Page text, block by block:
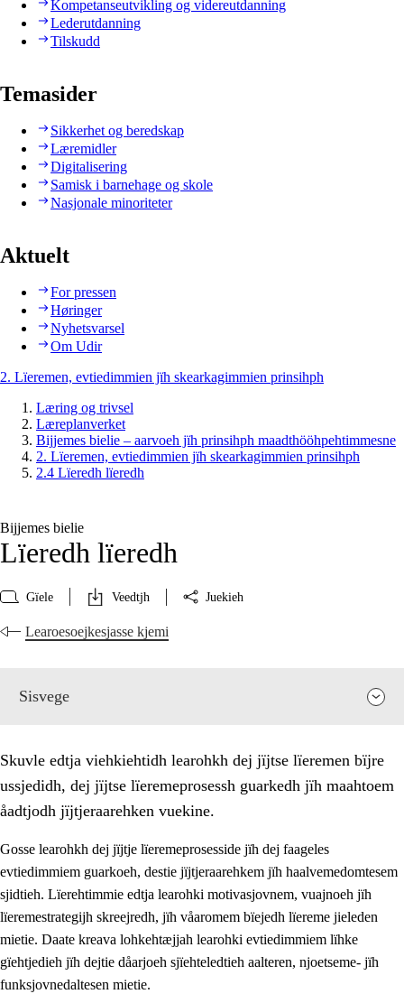
Kompetanseutvikling og videreutdanning
Lederutdanning
Tilskudd
Temasider
Sikkerhet og beredskap
Læremidler
Digitalisering
Samisk i barnehage og skole
Nasjonale minoriteter
Aktuelt
For pressen
Høringer
Nyhetsvarsel
Om Udir
2. Lïeremen, evtiedimmien jïh skearkagimmien prinsihph
Læring og trivsel
Læreplanverket
Bijjemes bielie – aarvoeh jïh prinsihph maadthööhpehtimmesne
2. Lïeremen, evtiedimmien jïh skearkagimmien prinsihph
2.4 Lïeredh lïeredh
Bijjemes bielie
Lïeredh lïeredh
Gïele Veedtjh Juekieh
Learoesoejkesjasse kjemi
Sisvege
Skuvle edtja viehkiehtidh learohkh dej jïjtse lïeremen bïjre
ussjedidh, dej jïjtse lïeremeprosessh guarkedh jïh maahtoem
åadtjodh jïjtjeraarehken vuekine.
Gosse learohkh dej jïjtje lïeremeprosesside jïh dej faageles
evtiedimmiem guarkoeh, destie jïjtjeraarehkem jïh haalvemedomtesem
sjidtieh. Lïerehtimmie edtja learohki motivasjovnem, vuajnoeh jïh
lïeremestrategijh skreejredh, jïh våaromem bïejedh lïereme jieleden
mietie. Daate kreava lohkehtæjjah learohki evtiedimmiem lïhke
gïehtjedieh jïh dejtie dåarjoeh sjïehteledtieh aalteren, njoetseme- jïh
funksjovnedaltesen mietie.